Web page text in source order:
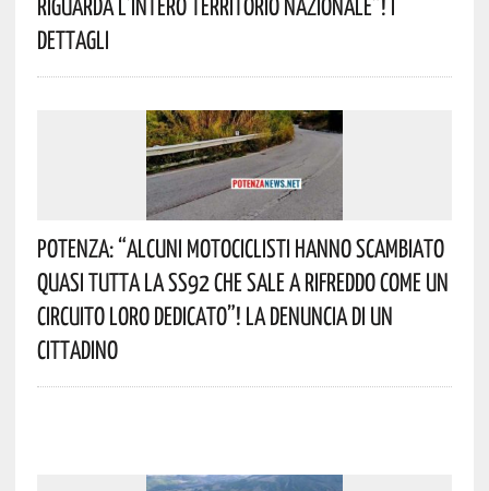
Dettagli
Potenza: “alcuni Motociclisti Hanno Scambiato
Quasi Tutta La SS92 Che Sale A Rifreddo Come Un
Circuito Loro Dedicato”! La Denuncia Di Un
Cittadino